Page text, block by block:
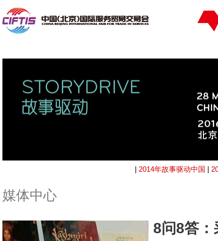
| 2014年故事驱动中国 |
媒体中心
8问8答